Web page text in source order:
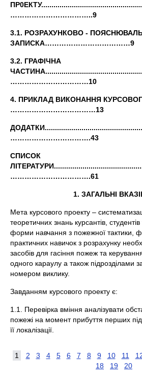
……………………………..9
3.1. РОЗРАХУНКОВО -
ЗАПИСКА………………………………9
3.2. ГРАФІЧНА
……………………………10
4. ПРИКЛАД ВИКОНАННЯ
………………………………13
…………………………….43
СПИСОК
…………………………….61
1. ЗАГАЛЬНІ
Мета курсового проекту –
теоретичних знань курсантів,
форми навчання з пожежної тактики,
практичних навичок з розрахунку
засобів для гасіння пожеж та
одного караулу а також підрозділами
номером виклику.
Завданням курсового проекту є:
1.1. Перевірка вміння аналізувати
пожежі на момент прибуття перших
її локалізації.
1 2 3 4 5 6 7 8 9 10 11
18
19 20